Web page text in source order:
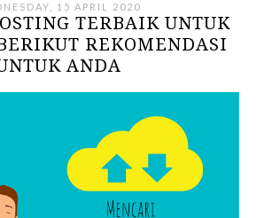
15 APRIL 2020
TERBAIK UNTUK
REKOMENDASI
ANDA